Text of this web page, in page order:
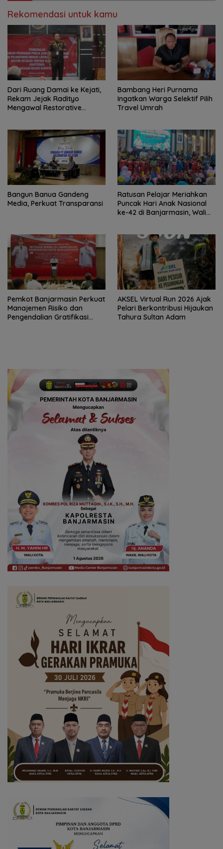
Rekomendasi untuk kamu
Dari Ruang Damai ke Kejati,
Rekam Jejak Radityo
Mengawal Restorative
Bambang Heri Purnama
Ingatkan Warga Selektif Pilih
Travel Umrah
Bangun Banua Gandeng
Media, Perkuat Transparansi
Ratusan Pelajar Meriahkan
Puncak Hari Anak Nasional
ke-42 di Banjarmasin, Wali
Pemkot Banjarmasin Perkuat
Manajemen Risiko dan
Pengendalian Gratifikasi
AKSEL Virtual Run 2026 Ajak
Pelari Berkontribusi Hijaukan
Tahura Sultan Adam